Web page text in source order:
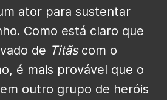
ator para sustentar
Como está claro que
de Titãscom o
é mais provável que o
outro grupo de heróis